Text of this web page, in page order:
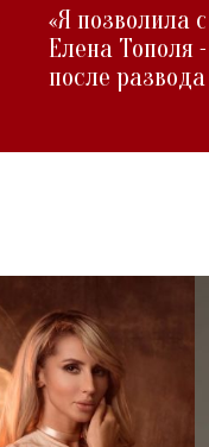
«Я позволила
Елена Тополя
после развода